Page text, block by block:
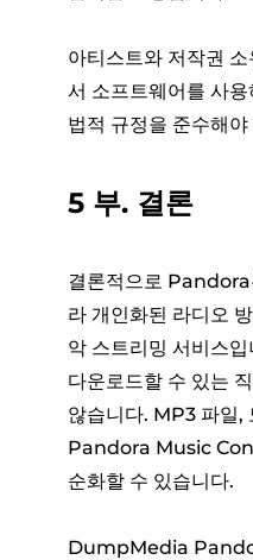
아티스트와 저작권
서 소프트웨어를 사
법적 규정을 준수해야
5 부. 결론
결론적으로 Pandora
라 개인화된 라디오
악 스트리밍 서비스
다운로드할 수 있는
않습니다. MP3 파
Pandora Music
순화할 수 있습니다.
DumpMedia